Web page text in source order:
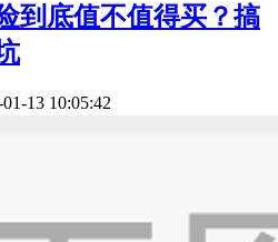
到底值不值得买？搞
13 10:05:42